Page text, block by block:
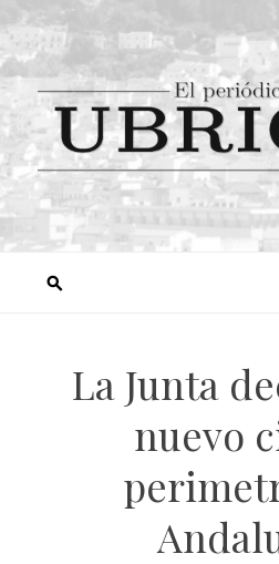
La Junta
nuevo